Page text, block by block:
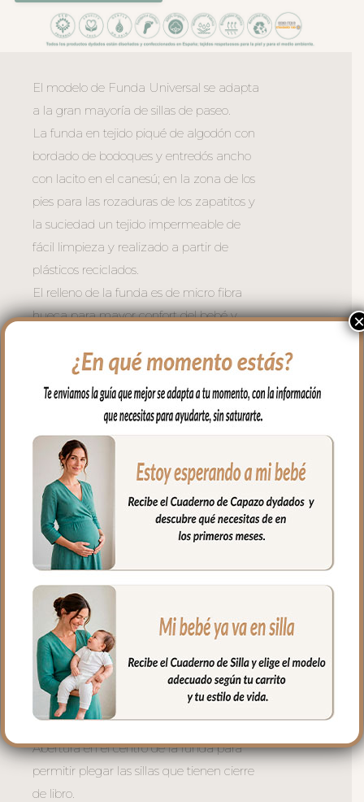
El modelo de Funda Universal se adapta
a la gran mayoría de sillas de paseo.
La funda en tejido piqué de algodón con
bordado de bodoques y entredós ancho
con lacito en el canesú; en la zona de los
pies para las rozaduras de los zapatitos y
la suciedad un tejido impermeable de
fácil limpieza y realizado a partir de
plásticos reciclados.
El relleno de la funda es de micro fibra
hueca para mayor confort del bebé y
un tejido rejilla 3D para una mejor
ventilación.
Para sujetar la funda en la silla cuenta
con una trasera muy ancha y regulable
con goma. También lleva las cintas y las
gomitas por si la capota va unida al
respaldo y no puedes usar la trasera.
Cuenta con un sistema de sujeción
adicional el S_PLUS para conseguir que
a la funda quede mejor sujeta al
respaldo. Son unas cintas que pasas por
las aberturas de los arneses en el respaldo
hasta pasar a la parte posterior y se
abrochan entre ellas.
Las aberturas verticales en el respaldo y
ojales en el culete son aptas para la salida
de arenes de todo tipo de sillas.
Abertura en el centro de la funda para
permitir plegar las sillas que tienen cierre
de libro.
×